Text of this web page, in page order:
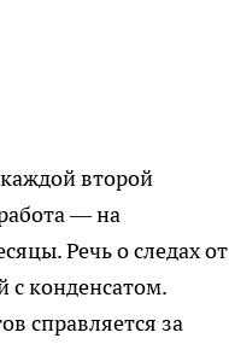
второй
— на
Речь о следах от
с конденсатом.
справляется за